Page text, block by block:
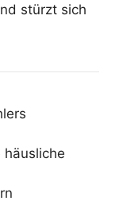
stürzt sich
häusliche